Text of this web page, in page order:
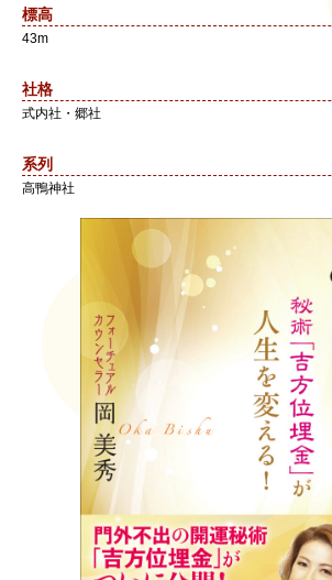
標高
43m
社格
式内社・郷社
系列
高鴨神社